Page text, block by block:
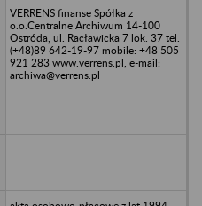
VERRENS finanse Spółka z
o.o.Centralne Archiwum 14-100
Ostróda, ul. Racławicka 7 lok. 37 tel.
(+48)89 642-19-97 mobile: +48 505
921 283 www.verrens.pl, e-mail:
archiwa@verrens.pl